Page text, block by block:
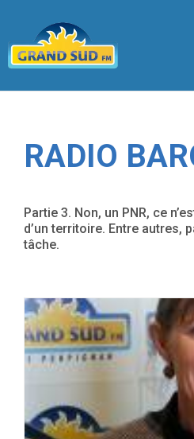
RADIO
Partie 3. Non, un PNR, ce
d’un territoire. Entre autres,
tâche.